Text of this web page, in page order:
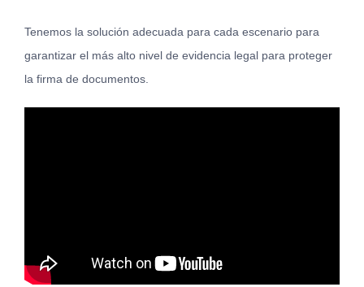
Tenemos la solución adecuada para cada escenario para
garantizar el más alto nivel de evidencia legal para proteger
la firma de documentos.